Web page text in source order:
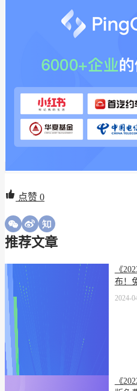
点赞 0
推荐文章
《
布！
2024-
《